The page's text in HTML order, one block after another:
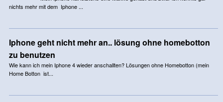
nichts mehr mit dem Iphone ...
Iphone geht nicht mehr an.. lösung ohne homebotton
zu benutzen
Wie kann ich mein Iphone 4 wieder anschallten? Lösungen ohne Homebotton (mein
Home Botton ist...